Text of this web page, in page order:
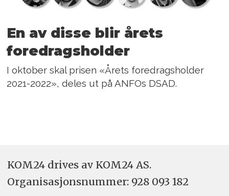
En av disse blir årets
foredragsholder
I oktober skal prisen «Årets foredragsholder
2021-2022», deles ut på ANFOs DSAD.
KOM24 drives av KOM24 AS.
Organisasjons­nummer: 928 093 182